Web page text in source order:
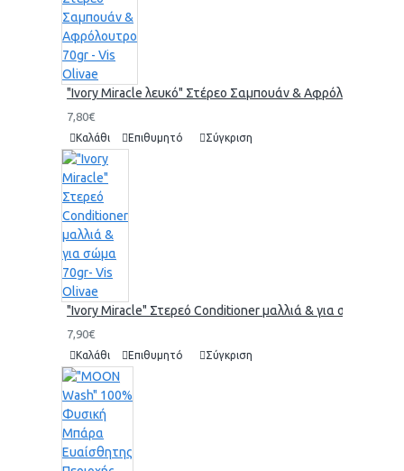
"Ivory Miracle λευκό" Στέρεο Σαμπουάν & Αφρόλουτρο
7,80€
Καλάθι Επιθυμητό Σύγκριση
"Ivory Miracle" Στερεό Conditioner μαλλιά & για σώμα
7,90€
Καλάθι Επιθυμητό Σύγκριση